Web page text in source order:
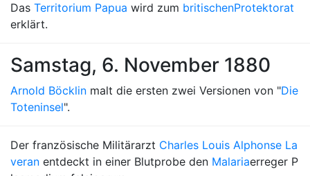
Das Territorium Papua wird zum britischenProtektorat
erklärt.
Samstag, 6. November 1880
Arnold Böcklin malt die ersten zwei Versionen von "Die
Toteninsel".
Der französische Militärarzt Charles Louis Alphonse La
veran entdeckt in einer Blutprobe den Malariaerreger P